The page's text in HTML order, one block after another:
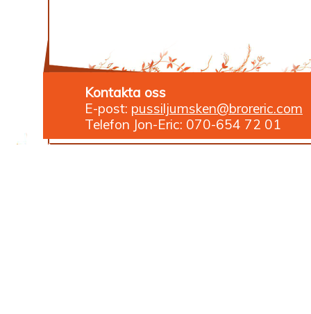
Kontakta oss
E-post: pussiljumsken@broreric.com
Telefon Jon-Eric: 070-654 72 01